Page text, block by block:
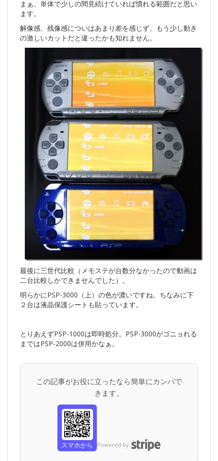
まぁ、単体で少しの間見続けていれば慣れる範囲だと思い
ます。
解像感、残像感についはあまり差を感じず。もう少し動き
の激しいカットだと違ったかも知れません。
最後に三世代比較（メモステが台数分なかったので動画は
二台比較しかできませんでした）。
明らかにPSP-3000（上）の色が濃いですね。ちなみに下
２台は液晶保護シートも貼っています。
とりあえずPSP-1000は即時処分。PSP-3000がゴニョれる
まではPSP-2000は併用かなぁ。
この記事がお役に立ったなら簡単にカンパで
きます。
スマホから Powered by